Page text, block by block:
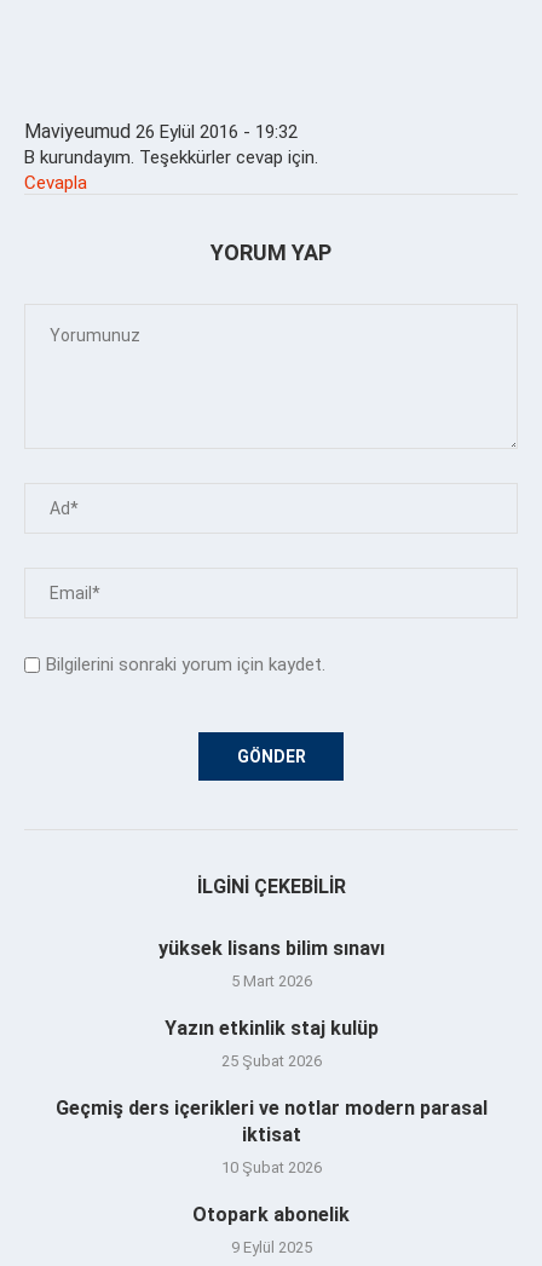
Maviyeumud 26 Eylül 2016 - 19:32
B kurundayım. Teşekkürler cevap için.
Cevapla
YORUM YAP
Bilgilerini sonraki yorum için kaydet.
İLGINI ÇEKEBILIR
yüksek lisans bilim sınavı
5 Mart 2026
Yazın etkinlik staj kulüp
25 Şubat 2026
Geçmiş ders içerikleri ve notlar modern parasal
iktisat
10 Şubat 2026
Otopark abonelik
9 Eylül 2025